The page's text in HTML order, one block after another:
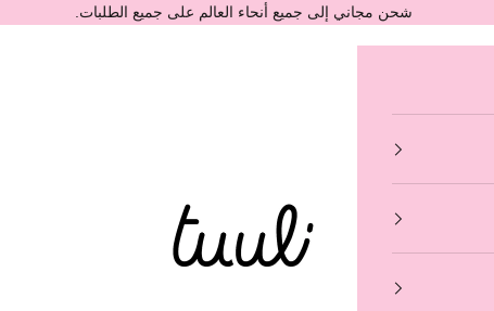
شحن مجاني إلى جميع أنحاء العالم على جميع الطلبات.
Tuuli GmbH